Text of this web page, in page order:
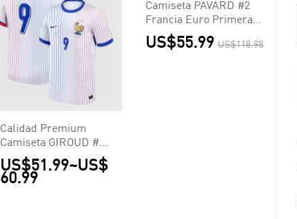
Calidad Premium
Camiseta GIROUD #9
Francia Euro Segunda
Equipación Visitante
Hombre - Versión
US$51.99~US$
60.99
Camiseta PAVARD #2
Francia Euro Primera
Equipación - Versión
Hincha
US$55.99 US$118.98